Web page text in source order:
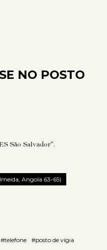
NO POSTO
São Salvador".
Angola 63-65)
#telefone #posto de vigia